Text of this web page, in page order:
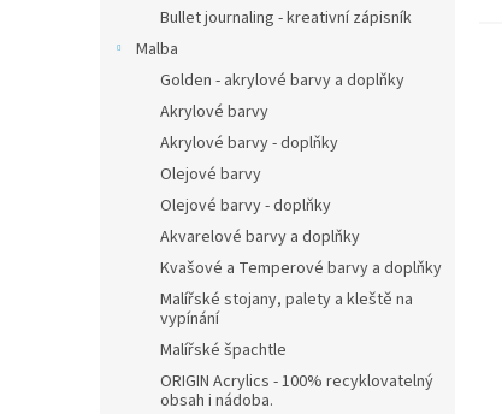
Bullet journaling - kreativní zápisník
Malba
Golden - akrylové barvy a doplňky
Akrylové barvy
Akrylové barvy - doplňky
Olejové barvy
Olejové barvy - doplňky
Akvarelové barvy a doplňky
Kvašové a Temperové barvy a doplňky
Malířské stojany, palety a kleště na
vypínání
Malířské špachtle
ORIGIN Acrylics - 100% recyklovatelný
obsah i nádoba.